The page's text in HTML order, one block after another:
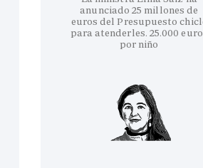
anunciado 25 millones de
euros del Presupuesto
para atenderles. 25.000
por niño